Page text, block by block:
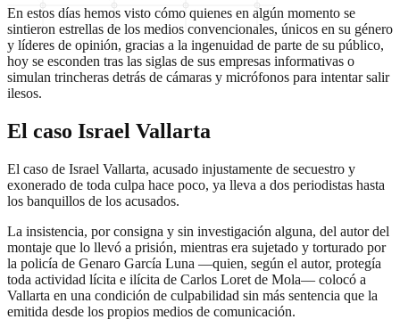
En estos días hemos visto cómo quienes en algún momento se
sintieron estrellas de los medios convencionales, únicos en su género
y líderes de opinión, gracias a la ingenuidad de parte de su público,
hoy se esconden tras las siglas de sus empresas informativas o
simulan trincheras detrás de cámaras y micrófonos para intentar salir
ilesos.
El caso Israel Vallarta
El caso de Israel Vallarta, acusado injustamente de secuestro y
exonerado de toda culpa hace poco, ya lleva a dos periodistas hasta
los banquillos de los acusados.
La insistencia, por consigna y sin investigación alguna, del autor del
montaje que lo llevó a prisión, mientras era sujetado y torturado por
la policía de Genaro García Luna —quien, según el autor, protegía
toda actividad lícita e ilícita de Carlos Loret de Mola— colocó a
Vallarta en una condición de culpabilidad sin más sentencia que la
emitida desde los propios medios de comunicación.